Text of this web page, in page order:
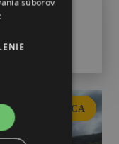
BYSTRICA